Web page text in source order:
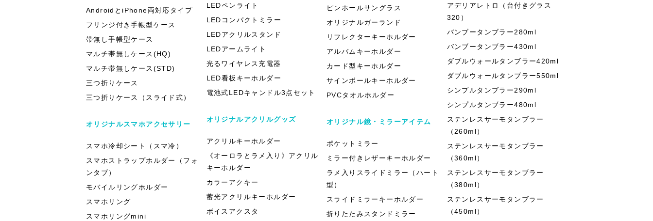
AndroidとiPhone両対応タイプ
フリンジ付き手帳型ケース
帯無し手帳型ケース
マルチ帯無しケース(HQ)
マルチ帯無しケース(STD)
三つ折りケース
三つ折りケース（スライド式）
オリジナルスマホアクセサリー
スマホ冷却シート（スマ冷）
スマホストラップホルダー（フォ
ンタブ）
モバイルリングホルダー
スマホリング
スマホリングmini
LEDペンライト
LEDコンパクトミラー
LEDアクリルスタンド
LEDアームライト
光るワイヤレス充電器
LED看板キーホルダー
電池式LEDキャンドル3点セット
オリジナルアクリルグッズ
アクリルキーホルダー
《オーロラとラメ入り》アクリル
キーホルダー
カラーアクキー
蓄光アクリルキーホルダー
ボイスアクスタ
ピンホールサングラス
オリジナルガーランド
リフレクターキーホルダー
アルバムキーホルダー
カード型キーホルダー
サインボールキーホルダー
PVCタオルホルダー
オリジナル鏡・ミラーアイテム
ポケットミラー
ミラー付きレザーキーホルダー
ラメ入りスライドミラー（ハート
型）
スライドミラーキーホルダー
折りたたみスタンドミラー
アデリアレトロ（台付きグラス
320）
バンブータンブラー280ml
バンブータンブラー430ml
ダブルウォールタンブラー420ml
ダブルウォールタンブラー550ml
シンプルタンブラー290ml
シンプルタンブラー480ml
ステンレスサーモタンブラー
（260ml）
ステンレスサーモタンブラー
（360ml）
ステンレスサーモタンブラー
（380ml）
ステンレスサーモタンブラー
（450ml）